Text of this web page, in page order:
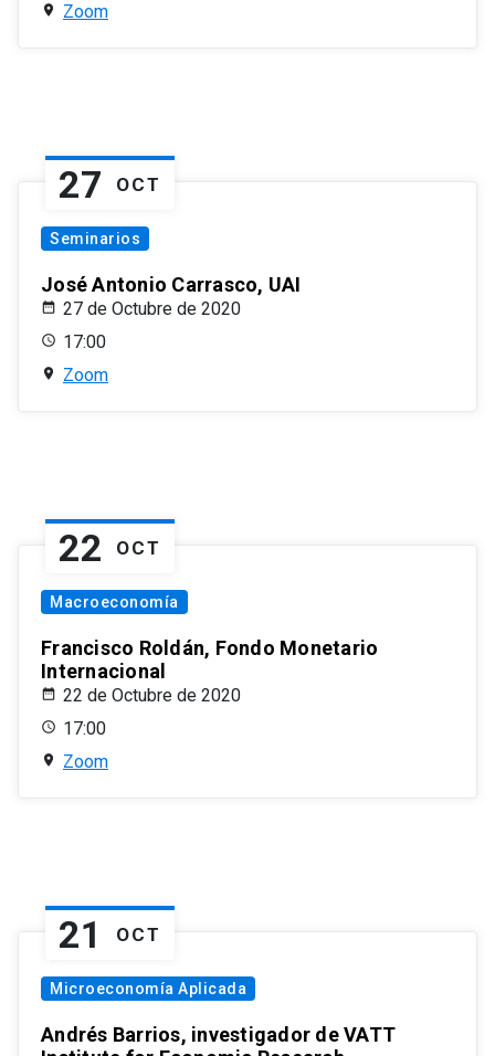
Zoom
27 OCT
Seminarios
José Antonio Carrasco, UAI
27 de Octubre de 2020
17:00
Zoom
22 OCT
Macroeconomía
Francisco Roldán, Fondo Monetario
Internacional
22 de Octubre de 2020
17:00
Zoom
21 OCT
Microeconomía Aplicada
Andrés Barrios, investigador de VATT